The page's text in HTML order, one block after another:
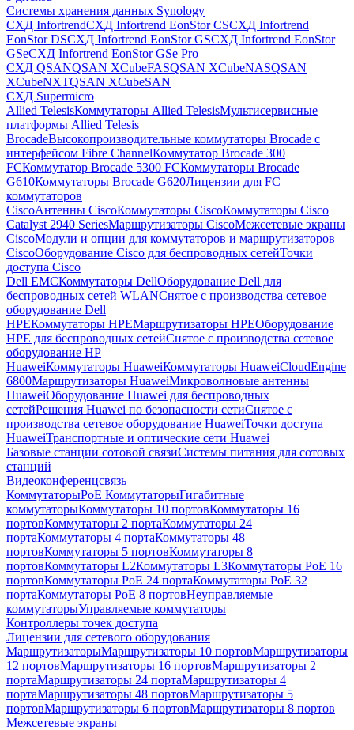
Системы хранения данных Synology
СХД InfortrendСХД Infortrend EonStor CSСХД Infortrend
EonStor DSСХД Infortrend EonStor GSСХД Infortrend EonStor
GSeСХД Infortrend EonStor GSe Pro
СХД QSANQSAN XCubeFASQSAN XCubeNASQSAN
XCubeNXTQSAN XCubeSAN
СХД Supermicro
Allied TelesisКоммутаторы Allied TelesisМультисервисные
платформы Allied Telesis
BrocadeВысокопроизводительные коммутаторы Brocade с
интерфейсом Fibre ChannelКоммутатор Brocade 300
FCКоммутатор Brocade 5300 FCКоммутаторы Brocade
G610Коммутаторы Brocade G620Лицензии для FC
коммутаторов
CiscoАнтенны CiscoКоммутаторы CiscoКоммутаторы Cisco
Catalyst 2940 SeriesМаршрутизаторы CiscoМежсетевые экраны
CiscoМодули и опции для коммутаторов и маршрутизаторов
CiscoОборудование Cisco для беспроводных сетейТочки
доступа Cisco
Dell EMCКоммутаторы DellОборудование Dell для
беспроводных сетей WLANСнятое с производства сетевое
оборудование Dell
HPEКоммутаторы HPEМаршрутизаторы HPEОборудование
HPE для беспроводных сетейСнятое с производства сетевое
оборудование HP
HuaweiКоммутаторы HuaweiКоммутаторы HuaweiCloudEngine
6800Маршрутизаторы HuaweiМикроволновые антенны
HuaweiОборудование Huawei для беспроводных
сетейРешения Huawei по безопасности сетиСнятое с
производства сетевое оборудование HuaweiТочки доступа
HuaweiТранспортные и оптические сети Huawei
Базовые станции сотовой связиСистемы питания для сотовых
станций
Видеоконференцсвязь
КоммутаторыPoE КоммутаторыГигабитные
коммутаторыКоммутаторы 10 портовКоммутаторы 16
портовКоммутаторы 2 портаКоммутаторы 24
портаКоммутаторы 4 портаКоммутаторы 48
портовКоммутаторы 5 портовКоммутаторы 8
портовКоммутаторы L2Коммутаторы L3Коммутаторы PoE 16
портовКоммутаторы PoE 24 портаКоммутаторы PoE 32
портаКоммутаторы PoE 8 портовНеуправляемые
коммутаторыУправляемые коммутаторы
Контроллеры точек доступа
Лицензии для сетевого оборудования
МаршрутизаторыМаршрутизаторы 10 портовМаршрутизаторы
12 портовМаршрутизаторы 16 портовМаршрутизаторы 2
портаМаршрутизаторы 24 портаМаршрутизаторы 4
портаМаршрутизаторы 48 портовМаршрутизаторы 5
портовМаршрутизаторы 6 портовМаршрутизаторы 8 портов
Межсетевые экраны